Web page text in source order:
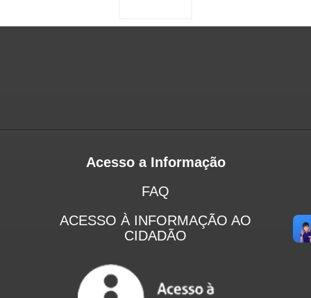
Acesso a Informação
FAQ
ACESSO À INFORMAÇÃO AO
CIDADÃO